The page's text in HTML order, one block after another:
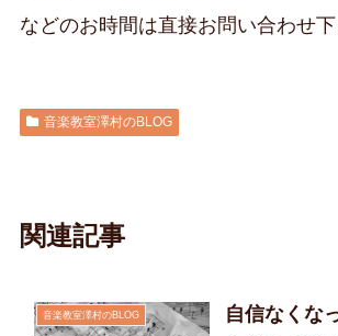
などのお時間は直接お問い合わせ
音楽教室澤村のBLOG
関連記事
音楽教室澤村のBLOG 自信なくな